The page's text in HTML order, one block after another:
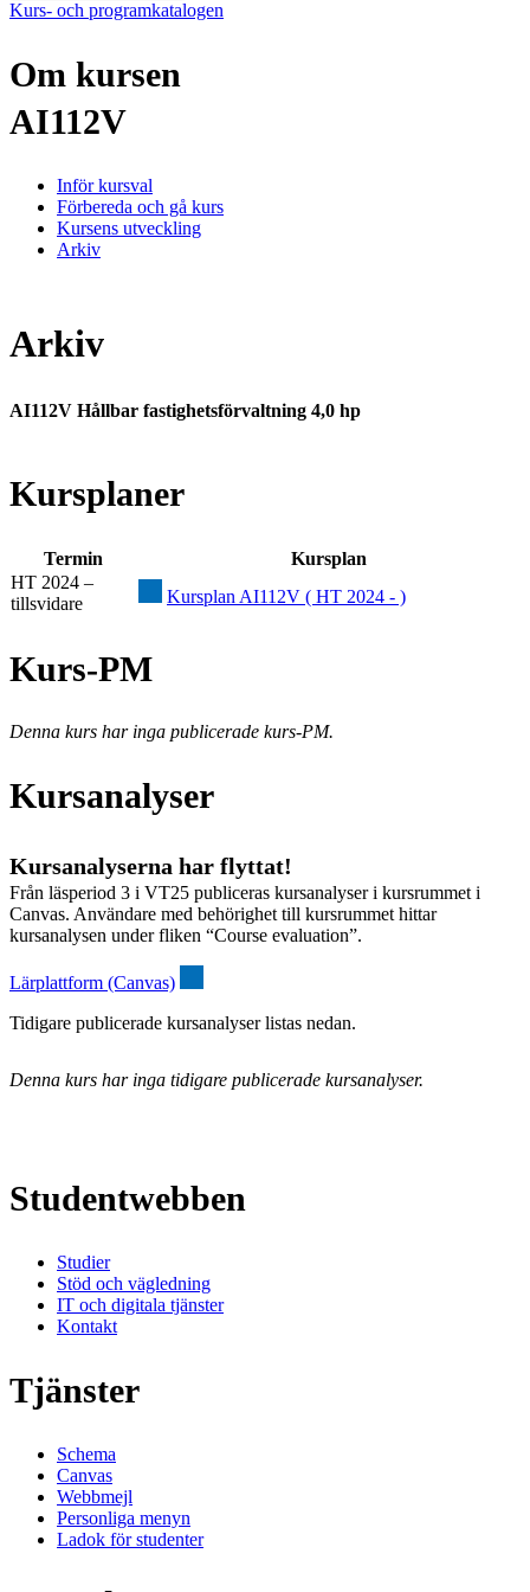
Kurs- och programkatalogen
Om kursen
AI112V
Inför kursval
Förbereda och gå kurs
Kursens utveckling
Arkiv
Arkiv
AI112V Hållbar fastighetsförvaltning 4,0 hp
Kursplaner
Termin
Kursplan
HT 2024 –
tillsvidare
Kursplan AI112V ( HT 2024 - )
Kurs-PM
Denna kurs har inga publicerade kurs-PM.
Kursanalyser
Kursanalyserna har flyttat!
Från läsperiod 3 i VT25 publiceras kursanalyser i kursrummet i
Canvas. Användare med behörighet till kursrummet hittar
kursanalysen under fliken “Course evaluation”.
Lärplattform (Canvas)
Tidigare publicerade kursanalyser listas nedan.
Denna kurs har inga tidigare publicerade kursanalyser.
Studentwebben
Studier
Stöd och vägledning
IT och digitala tjänster
Kontakt
Tjänster
Schema
Canvas
Webbmejl
Personliga menyn
Ladok för studenter